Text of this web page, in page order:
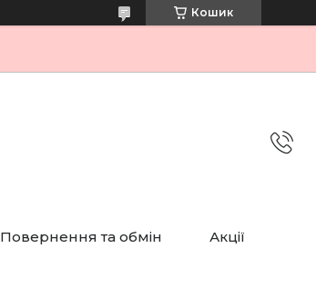
Кошик
Повернення та обмін Акції